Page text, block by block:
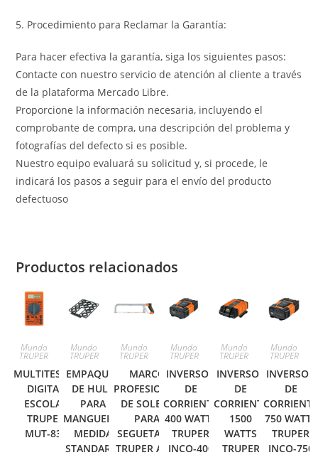
5. Procedimiento para Reclamar la Garantía:
Para hacer efectiva la garantía, siga los siguientes pasos:
Contacte con nuestro servicio de atención al cliente a través
de la plataforma Mercado Libre.
Proporcione la información necesaria, incluyendo el
comprobante de compra, una descripción del problema y
fotografías del defecto si es posible.
Nuestro equipo evaluará su solicitud y, si procede, le
indicará los pasos a seguir para el envío del producto
defectuoso
Productos relacionados
Mundo
TRUPER
MULTITESTER
DIGITAL
ESCOLAR
TRUPER
MUT-830
Mundo
TRUPER
EMPAQUES
DE HULE
PARA
MANGUERA,
MEDIDA
STANDARD,
Mundo
TRUPER
MARCO
PROFESIONAL
DE SOLERA
PARA
SEGUETA 12′
TRUPER APT-
Mundo
TRUPER
INVERSOR
DE
CORRIENTE
400 WATTS
TRUPER
INCO-400
Mundo
TRUPER
INVERSOR
DE
CORRIENTE
1500
WATTS
TRUPER
Mundo
TRUPER
INVERSOR
DE
CORRIENTE
750 WATTS
TRUPER
INCO-750